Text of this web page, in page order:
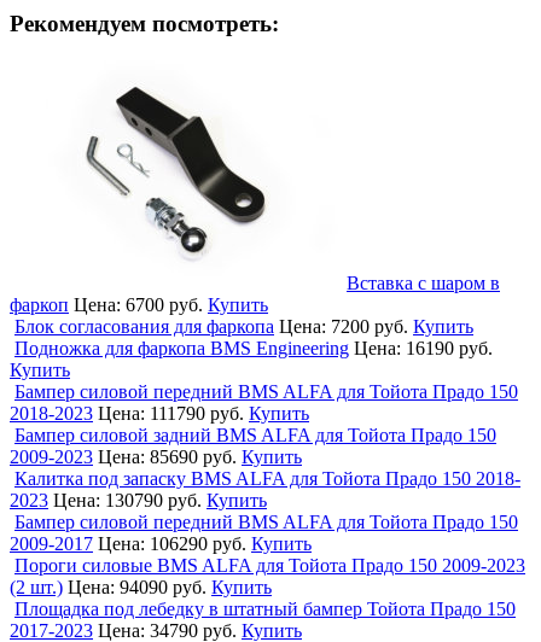
Рекомендуем посмотреть:
Вставка с шаром в
фаркоп Цена: 6700 руб. Купить
Блок согласования для фаркопа Цена: 7200 руб. Купить
Подножка для фаркопа BMS Engineering Цена: 16190 руб.
Купить
Бампер силовой передний BMS ALFA для Тойота Прадо 150
2018-2023 Цена: 111790 руб. Купить
Бампер силовой задний BMS ALFA для Тойота Прадо 150
2009-2023 Цена: 85690 руб. Купить
Калитка под запаску BMS ALFA для Тойота Прадо 150 2018-
2023 Цена: 130790 руб. Купить
Бампер силовой передний BMS ALFA для Тойота Прадо 150
2009-2017 Цена: 106290 руб. Купить
Пороги силовые BMS ALFA для Тойота Прадо 150 2009-2023
(2 шт.) Цена: 94090 руб. Купить
Площадка под лебедку в штатный бампер Тойота Прадо 150
2017-2023 Цена: 34790 руб. Купить